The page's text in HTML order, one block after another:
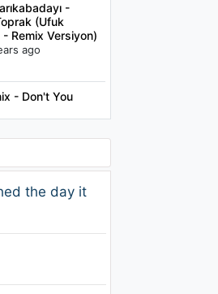
-
(Ufuk
- Remix Versiyon)
ago
- Don't You
in the Deep
ago
(Emre Serin -
the day it